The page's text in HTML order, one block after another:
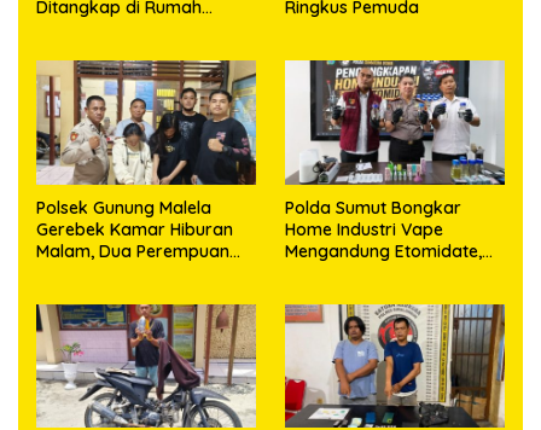
Ditangkap di Rumah
Puluhan Plastik Klip
Ringkus Pemuda
Polsek Gunung Malela
Gerebek Kamar Hiburan
Malam, Dua Perempuan
Polda Sumut Bongkar
Home Industri Vape
Mengandung Etomidate,